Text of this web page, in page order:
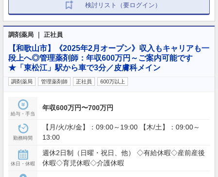
検討リスト（要ログイン）
調剤薬局 ｜ 正社員
【和歌山市】《2025年2月オープン》収入もキャリアも一
段上へ◎管理薬剤師：年収600万円～ご案内可能です
★「東松江」駅から車で3分／皮膚科メイン
調剤薬局 管理薬剤師 正社員 600万以上
給与・手当
年収600万円〜700万円
勤務時間
【月/火/水/金】：09:00～19:00 【木/土】：09:00～
13:00
休日・休暇
週休2日制（日曜・祝日、他） ◇有給休暇◇産前産後
休暇◇育児休暇◇介護休暇